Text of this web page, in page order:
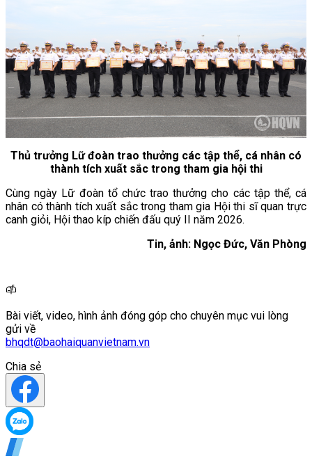
Thủ trưởng Lữ đoàn trao thưởng các tập thể, cá nhân có
thành tích xuất sắc trong tham gia hội thi
Cùng ngày Lữ đoàn tổ chức trao thưởng cho các tập thể, cá
nhân có thành tích xuất sắc trong tham gia Hội thi sĩ quan trực
canh giỏi, Hội thao kíp chiến đấu quý II năm 2026.
Tin, ảnh: Ngọc Đức, Văn Phòng
Bài viết, video, hình ảnh đóng góp cho chuyên mục vui lòng
gửi về
bhqdt@baohaiquanvietnam.vn
Chia sẻ